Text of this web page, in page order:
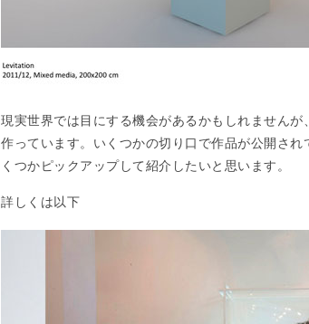
現実世界では目にする機会があるかもしれません
作っています。いくつかの切り口で作品が公開さ
くつかピックアップして紹介したいと思います。
詳しくは以下